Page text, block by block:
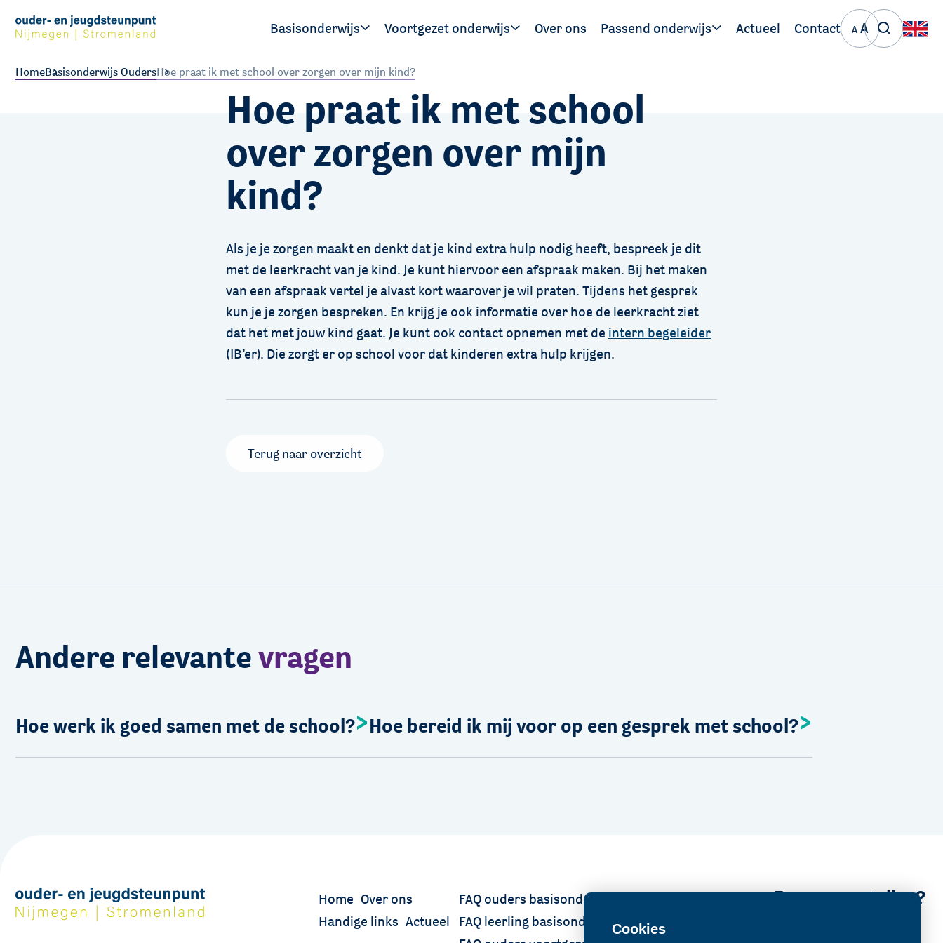
Cookies
Basisonderwijs Voortgezet onderwijs Over ons Passend onderwijs
SWV PO Stromenland
SWV VO-VSO Nijmegen
Actueel Contact A A
HomeBasisonderwijs OudersHoe praat ik met school over zorgen over mijn kind?
Hoe praat ik met school
over zorgen over mijn
kind?
Als je je zorgen maakt en denkt dat je kind extra hulp nodig heeft, bespreek je dit
met de leerkracht van je kind. Je kunt hiervoor een afspraak maken. Bij het maken
van een afspraak vertel je alvast kort waarover je wil praten. Tijdens het gesprek
kun je je zorgen bespreken. En krijg je ook informatie over hoe de leerkracht ziet
dat het met jouw kind gaat. Je kunt ook contact opnemen met de intern begeleider
(IB’er). Die zorgt er op school voor dat kinderen extra hulp krijgen.
Terug naar overzicht
Andere relevantevragen
Hoe werk ik goed samen met de school? Hoe bereid ik mij voor op een gesprek met school?
Home Over ons
Handige links Actueel
FAQ ouders basisonderwijs
FAQ leerling basisonderwijs
Een vraag stellen?